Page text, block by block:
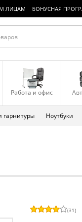
ЛИЦАМ БОНУСНАЯ
Работа и офис
Ноутбуки
(31)